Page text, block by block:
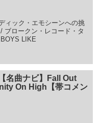
ィック・エモシーンへの挑
ブロークン・レコード・タ
LIKE
名曲ナビ】Fall Out
On High【帯コメン